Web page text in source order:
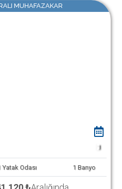
MUHAFAZAKAR
1
Yatak Odası 1 Banyo